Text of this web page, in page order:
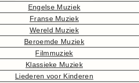
Engelse Muziek
Franse Muziek
Wereld Muziek
Beroemde Muziek
Filmmuziek
Klassieke Muziek
Liederen voor Kinderen